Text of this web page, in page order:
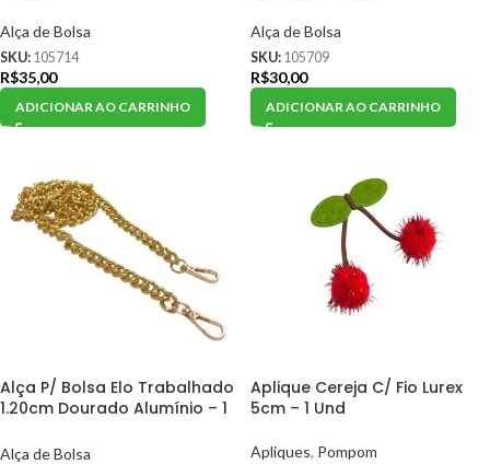
Alça de Bolsa
SKU: 105714
R$35,00
ADICIONAR AO CARRINHO
Alça de Bolsa
SKU: 105709
R$30,00
ADICIONAR AO CARRINHO
Alça P/ Bolsa Elo Trabalhado
1.20cm Dourado Alumínio – 1
Alça de Bolsa
Aplique Cereja C/ Fio Lurex
5cm – 1 Und
Apliques, Pompom